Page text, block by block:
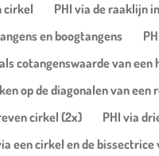
cirkel
PHI via de raaklijn
en boogtangens
cotangenswaarde van
op de diagonalen van
cirkel (2x)
PHI via
een cirkel en de